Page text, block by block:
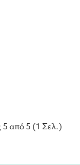
5 από 5 (1 Σελ.)